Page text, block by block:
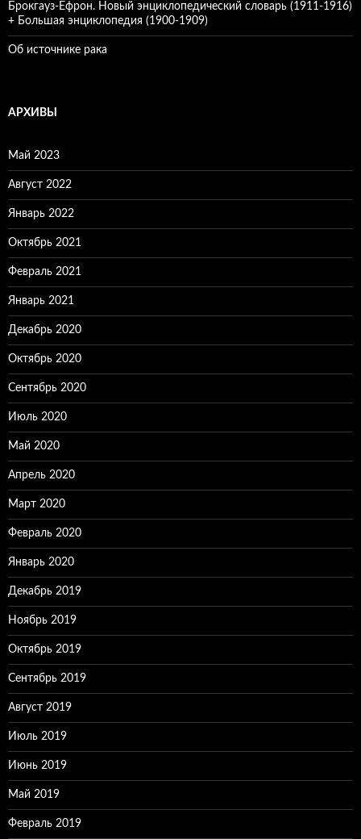
Брокгауз-Ефрон. Новый энциклопедический словарь (1911-1916)
+ Большая энциклопедия (1900-1909)
Об источнике рака
АРХИВЫ
Май 2023
Август 2022
Январь 2022
Октябрь 2021
Февраль 2021
Январь 2021
Декабрь 2020
Октябрь 2020
Сентябрь 2020
Июль 2020
Май 2020
Апрель 2020
Март 2020
Февраль 2020
Январь 2020
Декабрь 2019
Ноябрь 2019
Октябрь 2019
Сентябрь 2019
Август 2019
Июль 2019
Июнь 2019
Май 2019
Февраль 2019